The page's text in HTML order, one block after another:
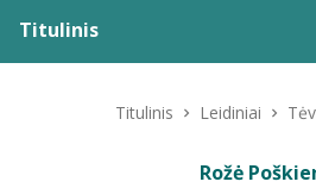
Titulinis
Titulinis Leidiniai
Rožė